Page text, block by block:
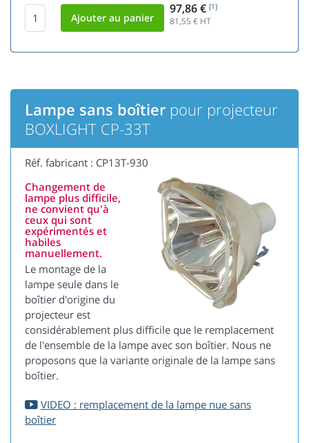
97,86 € [1]
81,55 € HT
Lampe sans boîtier pour projecteur
BOXLIGHT CP-33T
Réf. fabricant : CP13T-930
Changement de
lampe plus difficile,
ne convient qu'à
ceux qui sont
expérimentés et
habiles
manuellement.
Le montage de la
lampe seule dans le
boîtier d'origine du
projecteur est
considérablement plus difficile que le remplacement
de l'ensemble de la lampe avec son boîtier. Nous ne
proposons que la variante originale de la lampe sans
boîtier.
VIDEO : remplacement de la lampe nue sans
boîtier